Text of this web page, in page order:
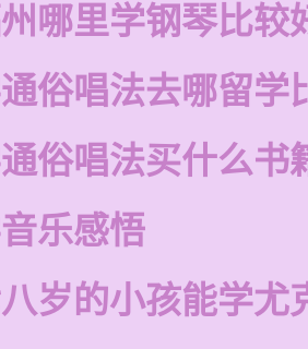
哪里学钢琴比较
俗唱法去哪留学
俗唱法买什么书
乐感悟
岁的小孩能学尤